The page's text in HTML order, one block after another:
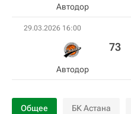
Автодор
29.03.2026 16:00
Автодор
73
Общее БК Астана